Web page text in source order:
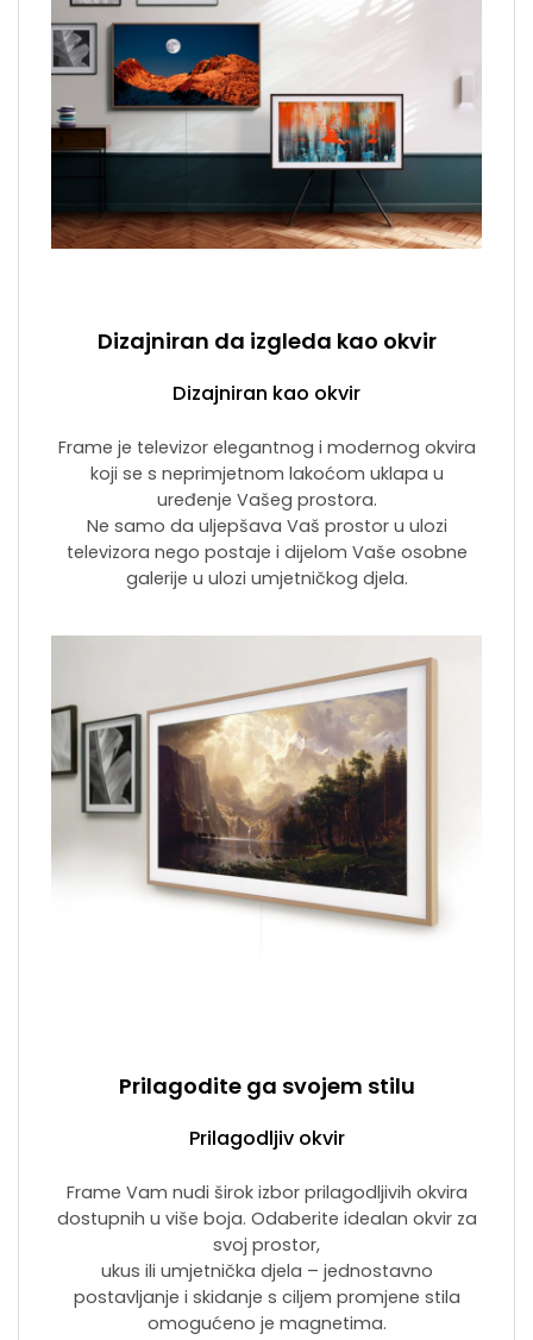
Dizajniran da izgleda kao okvir
Dizajniran kao okvir
Frame je televizor elegantnog i modernog okvira
koji se s neprimjetnom lakoćom uklapa u
uređenje Vašeg prostora.
Ne samo da uljepšava Vaš prostor u ulozi
televizora nego postaje i dijelom Vaše osobne
galerije u ulozi umjetničkog djela.
Prilagodite ga svojem stilu
Prilagodljiv okvir
Frame Vam nudi širok izbor prilagodljivih okvira
dostupnih u više boja. Odaberite idealan okvir za
svoj prostor,
ukus ili umjetnička djela – jednostavno
postavljanje i skidanje s ciljem promjene stila
omogućeno je magnetima.